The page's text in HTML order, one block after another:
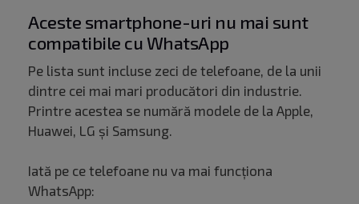
Aceste smartphone-uri nu mai sunt
compatibile cu WhatsApp
Pe lista sunt incluse zeci de telefoane, de la unii
dintre cei mai mari producători din industrie.
Printre acestea se numără modele de la Apple,
Huawei, LG și Samsung.
Iată pe ce telefoane nu va mai funcționa
WhatsApp: